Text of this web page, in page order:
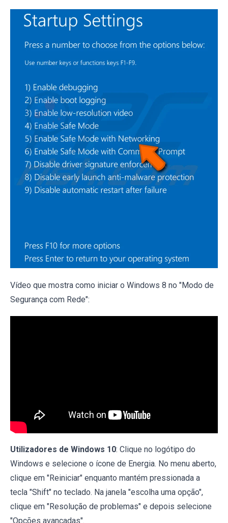
Vídeo que mostra como iniciar o Windows 8 no "Modo de
Segurança com Rede":
Utilizadores de Windows 10: Clique no logótipo do
Windows e selecione o ícone de Energia. No menu aberto,
clique em "Reiniciar" enquanto mantém pressionada a
tecla "Shift" no teclado. Na janela "escolha uma opção",
clique em "Resolução de problemas" e depois selecione
"Opções avançadas".